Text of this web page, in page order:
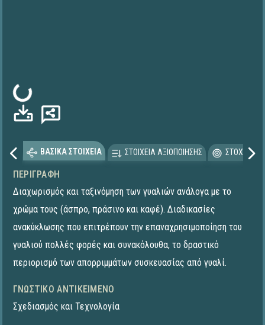
Φόρτωση...
ΒΑΣΙΚΑ ΣΤΟΙΧΕΙΑ ΣΤΟΙΧΕΙΑ ΑΞΙΟΠΟΙΗΣΗΣ
ΠΕΡΙΓΡΑΦΉ
Διαχωρισμός και ταξινόμηση των γυαλιών ανάλογα με το
χρώμα τους (άσπρο, πράσινο και καφέ). Διαδικασίες
ανακύκλωσης που επιτρέπουν την επαναχρησιμοποίηση του
γυαλιού πολλές φορές και συνακόλουθα, το δραστικό
περιορισμό των απορριμμάτων συσκευασίας από γυαλί.
ΓΝΩΣΤΙΚΌ ΑΝΤΙΚΕΊΜΕΝΟ
Σχεδιασμός και Τεχνολογία